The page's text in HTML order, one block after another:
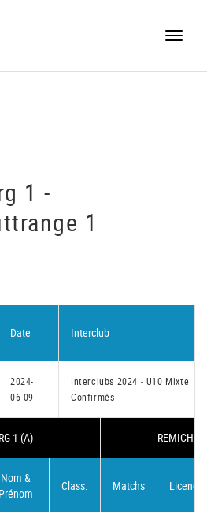
Toggle
1 -
1
Date Interclub
2024-
06-09
Interclubs 2024 - U10 Mixte
Confirmés
1 (A) REMICH/
Nom &
Prénom
Class. Matchs Licence